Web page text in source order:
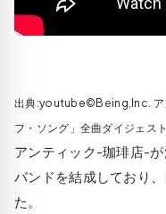
出典:youtube©Being,Inc. ア
フ・ソング」全曲ダイジェス
アンティック-珈琲店-が
バンドを結成しており
た。